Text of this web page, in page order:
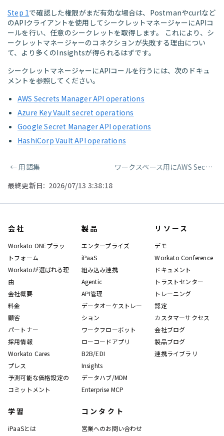
Step 1で確認した権限がまだ有効な場合は、Postmanやcurlなど
のAPIクライアントを使用してシークレットマネージャーにAPIコ
ールを行い、任意のシークレットを取得します。 これにより、シ
ークレットマネージャーのコネクションが失敗する理由につい
て、より多くのInsightsが得られるはずです。
シークレットマネージャーにAPIコールを行うには、次のドキュ
メントを参照してください。
AWS Secrets Manager API operations
Azure Key Vault secret operations
Google Secret Manager API operations
HashiCorp Vault API operations
ページャー
← 用語集
ワークスペース用にAWS Secrets Managerをセットアップ
最終更新日: 2026/07/13 3:38:18
会社
Workato ONEプラッ
トフォーム
Workatoが選ばれる理
由
会社概要
料金
顧客
パートナー
採用情報
Workato Cares
プレス
予測可能な価格設定の
コミットメント
製品
エンタープライズ
iPaaS
組み込み連携
Agentic
API管理
データオーケストレー
ション
ワークフローボット
ローコードアプリ
B2B/EDI
Insights
データハブ/MDM
Enterprise MCP
リソース
デモ
Workato Conference
ドキュメント
トラストセンター
トレーニング
認定
カスタマーサクセス
会社ブログ
製品ブログ
連携ライブラリ
学習
iPaaSとは
コンタクト
営業へのお問い合わせ